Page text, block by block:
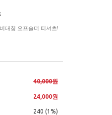
대칭 오프숄더 티셔츠!
40,000원
24,000원
240 (1%)